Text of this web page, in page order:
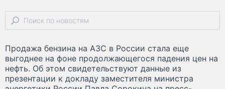
Продажа бензина на АЗС в России стала еще
выгоднее на фоне продолжающегося падения цен на
нефть. Об этом свидетельствуют данные из
презентации к докладу заместителя министра